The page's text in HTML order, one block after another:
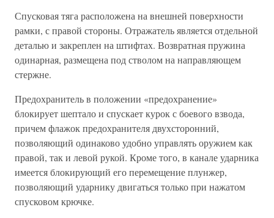
Спусковая тяга расположена на внешней поверхности
рамки, с правой стороны. Отражатель является отдельной
деталью и закреплен на штифтах. Возвратная пружина
одинарная, размещена под стволом на направляющем
стержне.
Предохранитель в положении «предохранение»
блокирует шептало и спускает курок с боевого взвода,
причем флажок предохранителя двухсторонний,
позволяющий одинаково удобно управлять оружием как
правой, так и левой рукой. Кроме того, в канале ударника
имеется блокирующий его перемещение плунжер,
позволяющий ударнику двигаться только при нажатом
спусковом крючке.